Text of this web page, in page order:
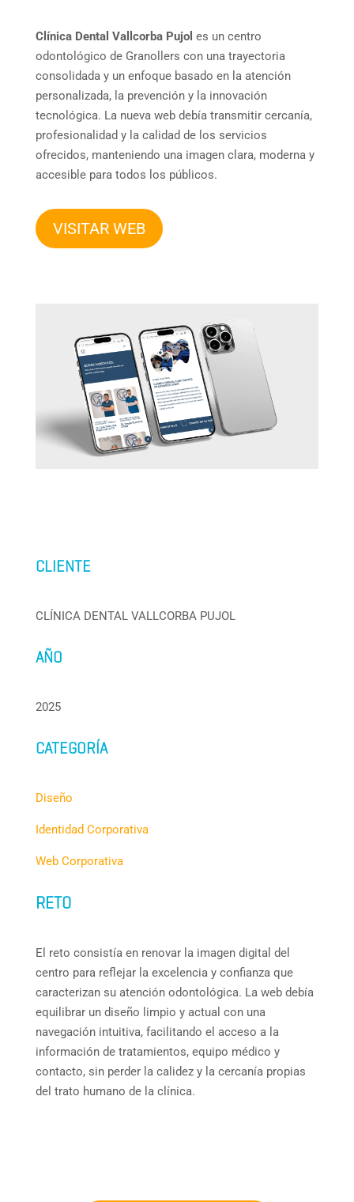
Clínica Dental Vallcorba Pujol es un centro
odontológico de Granollers con una trayectoria
consolidada y un enfoque basado en la atención
personalizada, la prevención y la innovación
tecnológica. La nueva web debía transmitir cercanía,
profesionalidad y la calidad de los servicios
ofrecidos, manteniendo una imagen clara, moderna y
accesible para todos los públicos.
VISITAR WEB
CLIENTE
CLÍNICA DENTAL VALLCORBA PUJOL
AÑO
2025
CATEGORÍA
Diseño
Identidad Corporativa
Web Corporativa
RETO
El reto consistía en renovar la imagen digital del
centro para reflejar la excelencia y confianza que
caracterizan su atención odontológica. La web debía
equilibrar un diseño limpio y actual con una
navegación intuitiva, facilitando el acceso a la
información de tratamientos, equipo médico y
contacto, sin perder la calidez y la cercanía propias
del trato humano de la clínica.